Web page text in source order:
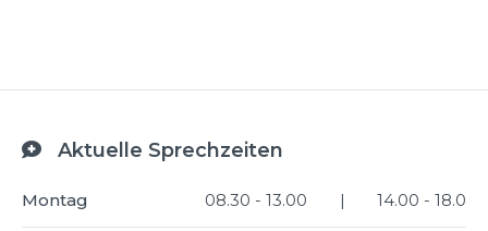
 Aktuelle Sprechzeiten
Montag 08.30 - 13.00 | 14.00 - 18.0